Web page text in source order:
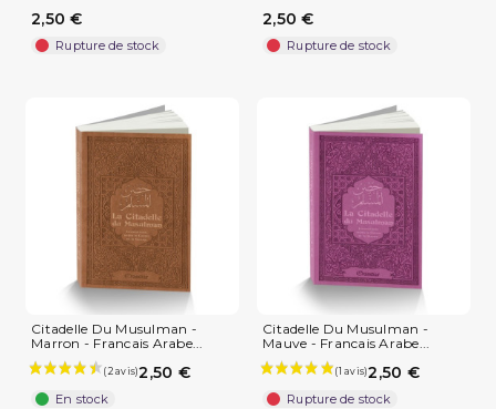
(1 avis)
2,50 €
Rupture de stock
2,50 €
Rupture de stock
Citadelle Du Musulman -
Marron - Francais Arabe...
2,50 €
En stock
Citadelle Du Musulman -
Mauve - Francais Arabe...
2,50 €
Rupture de stock